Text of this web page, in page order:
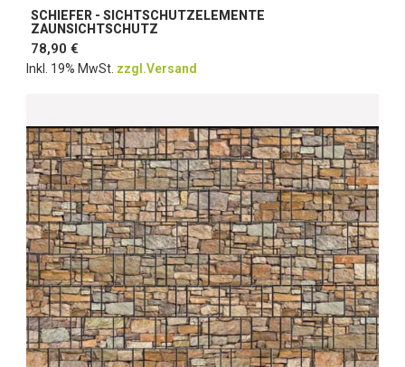
SCHIEFER - SICHTSCHUTZELEMENTE
ZAUNSICHTSCHUTZ
78,90 €
Inkl. 19% MwSt. zzgl.Versand